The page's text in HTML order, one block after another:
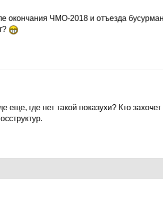
окончания ЧМО-2018 и отъезда
где нет такой показухи? Кто захочет